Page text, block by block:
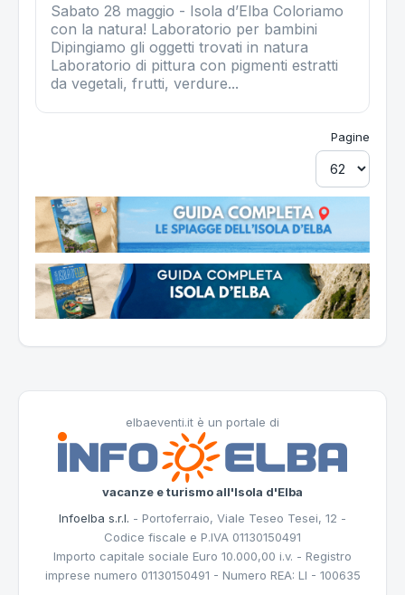
Sabato 28 maggio - Isola d’Elba Coloriamo
con la natura! Laboratorio per bambini
Dipingiamo gli oggetti trovati in natura
Laboratorio di pittura con pigmenti estratti
da vegetali, frutti, verdure...
Pagine
elbaeventi.it è un portale di
vacanze e turismo all'Isola d'Elba
Infoelba s.r.l. - Portoferraio, Viale Teseo Tesei, 12 -
Codice fiscale e P.IVA 01130150491
Importo capitale sociale Euro 10.000,00 i.v. - Registro
imprese numero 01130150491 - Numero REA: LI - 100635